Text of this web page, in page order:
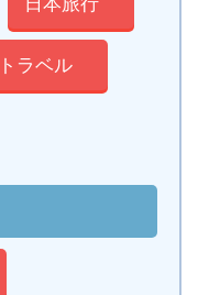
ラベル